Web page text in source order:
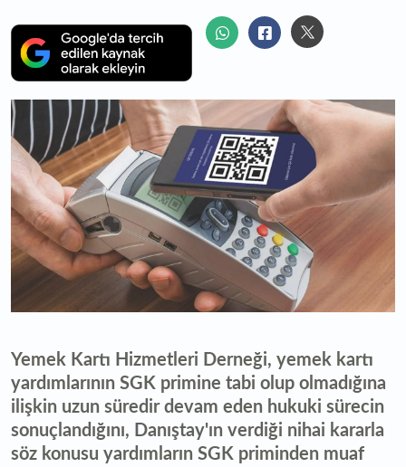
Yemek Kartı Hizmetleri Derneği, yemek kartı
yardımlarının SGK primine tabi olup olmadığına
ilişkin uzun süredir devam eden hukuki sürecin
sonuçlandığını, Danıştay'ın verdiği nihai kararla
söz konusu yardımların SGK priminden muaf